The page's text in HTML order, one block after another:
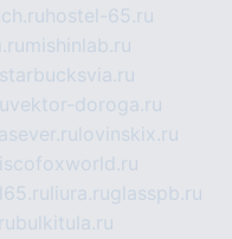
hostel-65.ru
mishinlab.ru
starbucksvia.ru
vektor-doroga.ru
lovinskix.ru
liura.ruglasspb.ru
bulkitula.ru